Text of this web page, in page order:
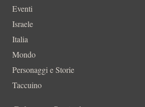
Eventi
Israele
Italia
Mondo
Personaggi e Storie
Taccuino